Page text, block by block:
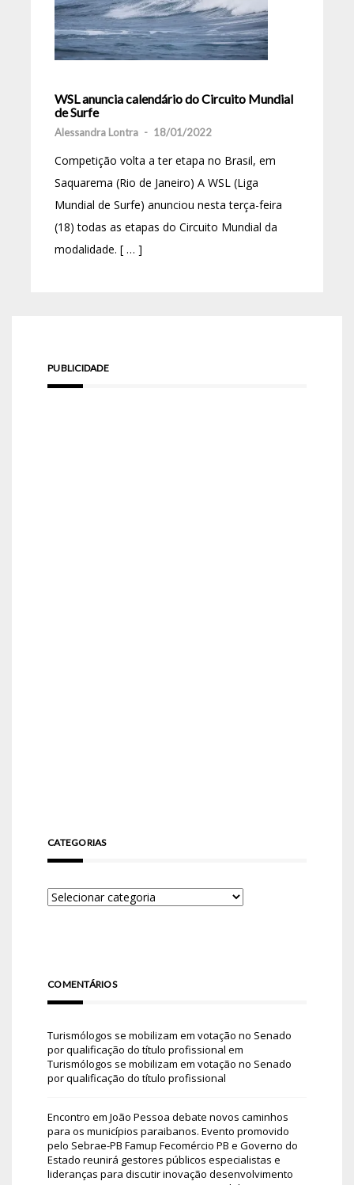
WSL anuncia calendário do Circuito Mundial
de Surfe
Alessandra Lontra - 18/01/2022
Competição volta a ter etapa no Brasil, em
Saquarema (Rio de Janeiro) A WSL (Liga
Mundial de Surfe) anunciou nesta terça-feira
(18) todas as etapas do Circuito Mundial da
modalidade. [ … ]
PUBLICIDADE
CATEGORIAS
COMENTÁRIOS
Turismólogos se mobilizam em votação no Senado
por qualificação do título profissional em
Turismólogos se mobilizam em votação no Senado
por qualificação do título profissional
Encontro em João Pessoa debate novos caminhos
para os municípios paraibanos. Evento promovido
pelo Sebrae-PB Famup Fecomércio PB e Governo do
Estado reunirá gestores públicos especialistas e
lideranças para discutir inovação desenvolvimento